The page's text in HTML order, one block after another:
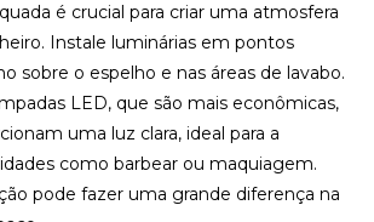
é crucial para criar uma atmosfera
Instale luminárias em pontos
sobre o espelho e nas áreas de lavabo.
LED, que são mais econômicas,
uma luz clara, ideal para a
como barbear ou maquiagem.
pode fazer uma grande diferença na